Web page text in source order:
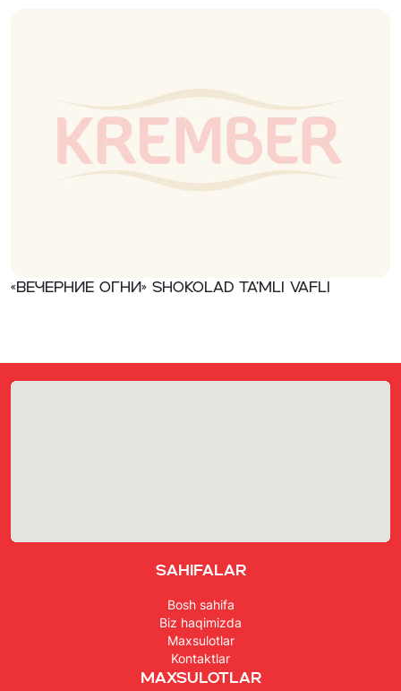
«Вечерние огни» Shokolad ta’mli vafli
Sahifalar
Bosh sahifa
Biz haqimizda
Maxsulotlar
Kontaktlar
Maxsulotlar